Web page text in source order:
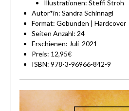
Illustrationen: Steffi Stroh
Autor*in: Sandra Schinnagl
Format: Gebunden | Hardcover
Seiten Anzahl: 24
Erschienen: Juli 2021
Preis: 12,95€
ISBN: 978-3-96966-842-9